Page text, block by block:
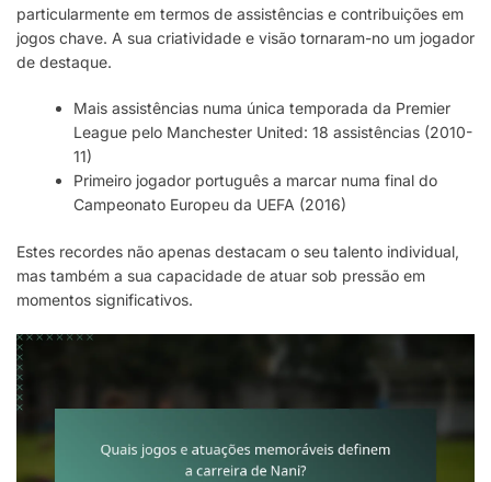
particularmente em termos de assistências e contribuições em
jogos chave. A sua criatividade e visão tornaram-no um jogador
de destaque.
Mais assistências numa única temporada da Premier
League pelo Manchester United: 18 assistências (2010-
11)
Primeiro jogador português a marcar numa final do
Campeonato Europeu da UEFA (2016)
Estes recordes não apenas destacam o seu talento individual,
mas também a sua capacidade de atuar sob pressão em
momentos significativos.